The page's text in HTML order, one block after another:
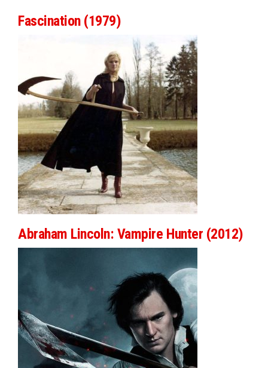
Fascination (1979)
Abraham Lincoln: Vampire Hunter (2012)